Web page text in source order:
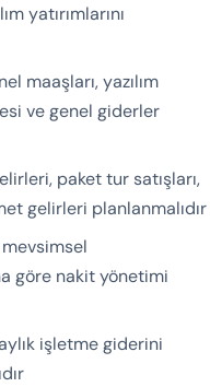
yatırımlarını
maaşları, yazılım
ve genel giderler
paket tur satışları,
gelirleri planlanmalıdır
göre nakit yönetimi
işletme giderini